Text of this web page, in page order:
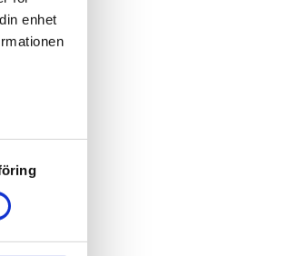
enhet